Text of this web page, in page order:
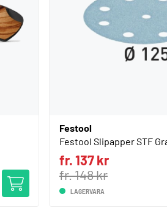
Festool
Festool Slipapper STF
fr. 137 kr
fr. 148 kr
LAGERVARA